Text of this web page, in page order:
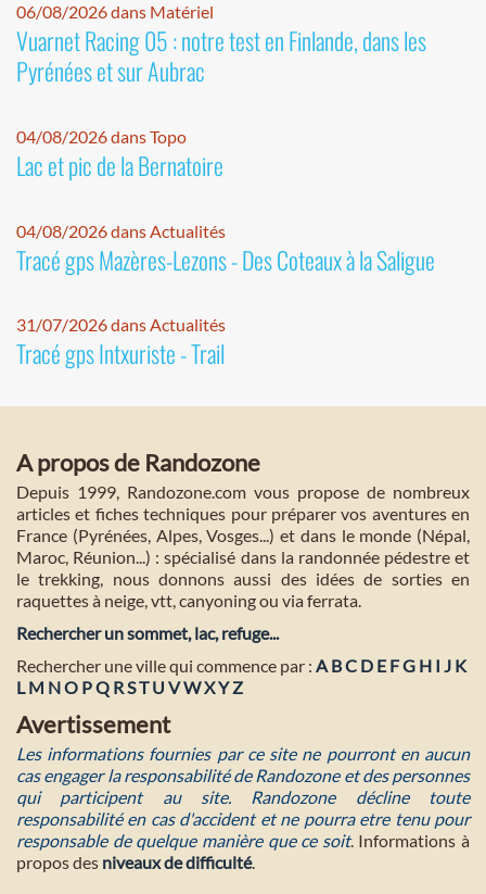
06/08/2026 dans Matériel
Vuarnet Racing 05 : notre test en Finlande, dans les
Pyrénées et sur Aubrac
04/08/2026 dans Topo
Lac et pic de la Bernatoire
04/08/2026 dans Actualités
Tracé gps Mazères-Lezons - Des Coteaux à la Saligue
31/07/2026 dans Actualités
Tracé gps Intxuriste - Trail
A propos de Randozone
Depuis 1999, Randozone.com vous propose de nombreux
articles et fiches techniques pour préparer vos aventures en
France (Pyrénées, Alpes, Vosges...) et dans le monde (Népal,
Maroc, Réunion...) : spécialisé dans la randonnée pédestre et
le trekking, nous donnons aussi des idées de sorties en
raquettes à neige, vtt, canyoning ou via ferrata.
Rechercher un sommet, lac, refuge...
Rechercher une ville qui commence par : A BC D E FG H I J K
L M NO PQ RST U VWXYZ
Avertissement
Les informations fournies par ce site ne pourront en aucun
cas engager la responsabilité de Randozone et des personnes
qui participent au site. Randozone décline toute
responsabilité en cas d'accident et ne pourra etre tenu pour
responsable de quelque manière que ce soit. Informations à
propos des niveaux de difficulté.